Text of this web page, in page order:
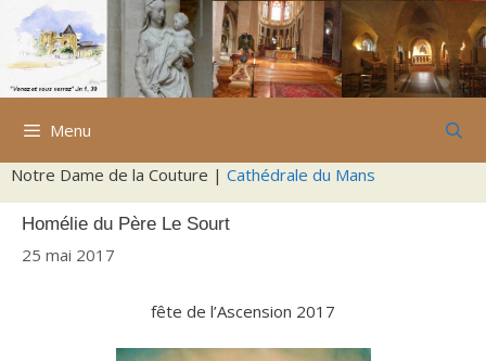
Aller
contenu
Menu
Notre Dame de la Couture | Cathédrale du Mans
Homélie du Père Le Sourt
25 mai 2017
fête de l’Ascension 2017